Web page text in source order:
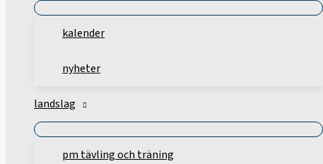
kalender
nyheter
landslag
pm tävling och träning